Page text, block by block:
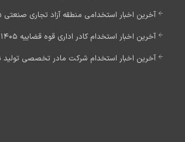
آخرین اخبار استخدامی منطقه آزاد تجاری صنعتی 1405
آخرین اخبار استخدام کادر اداری قوه قضاییه 1405 (به زودی)
آخرین اخبار استخدام شرکت مادر تخصصی تولید نیروی برق